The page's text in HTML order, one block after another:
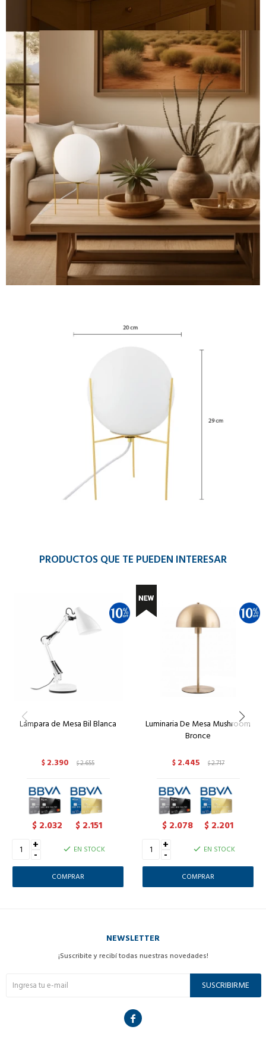
PRODUCTOS QUE TE PUEDEN INTERESAR
Lámpara de Mesa Bil Blanca
$ 2.390 $2.655
$ 2.032 $ 2.151
+
- EN STOCK
Luminaria De Mesa Mushroom
Bronce
$ 2.445 $2.717
$ 2.078 $ 2.201
+
- EN STOCK
NEWSLETTER
¡Suscribite y recibí todas nuestras novedades!
SUSCRIBIRME
